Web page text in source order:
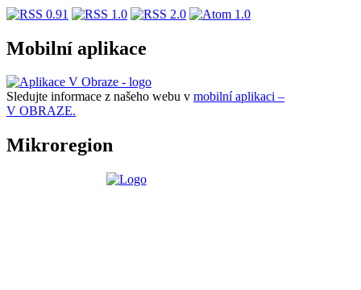
Mobilní aplikace
Sledujte informace z našeho webu v mobilní aplikaci –
V OBRAZE.
Mikroregion